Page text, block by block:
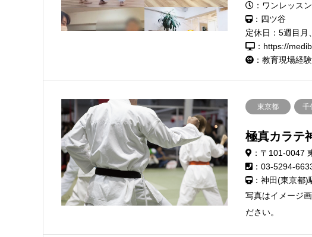
：ワンレッ
：四ツ谷
定休日：5週目月
：https://
：教育現場経
東京都 千
極真カラテ
：〒101-0047
：03-5294-
：神田(東京都)
写真はイメージ
ださい。